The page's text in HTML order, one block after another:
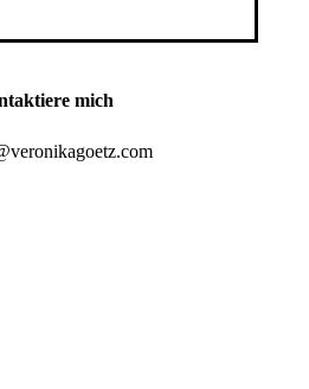
mich